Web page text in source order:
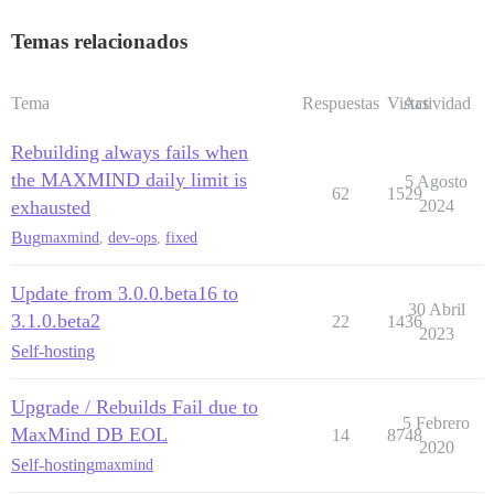
Temas relacionados
Tema Respuestas Vistas
Actividad
Rebuilding always fails when
the MAXMIND daily limit is
exhausted
Bugmaxmind, dev-ops, fixed
62 1529
5 Agosto
2024
Update from 3.0.0.beta16 to
3.1.0.beta2
Self-hosting
22 1436
30 Abril
2023
Upgrade / Rebuilds Fail due to
MaxMind DB EOL
Self-hostingmaxmind
14 8748
5 Febrero
2020